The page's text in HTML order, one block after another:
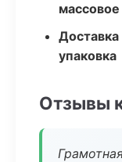
упаковка
Отзывы